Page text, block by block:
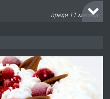
преди 11 месеца
преди 1 година